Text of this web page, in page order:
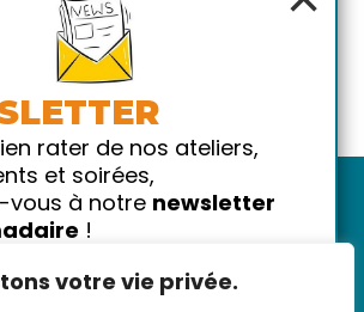
votre vie privée.
rater de nos ateliers,
et soirées,
vous à notre newsletter
!